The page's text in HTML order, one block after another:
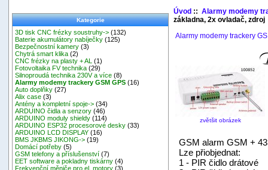
Kategorie
3D tisk CNC frézky soustruhy-> (132)
Baterie akumulátory nabíječky (125)
Bezpečnostní kamery (3)
Chytrá smart klika (2)
CNC frézky na plasty + AL
(1)
Fotovoltaika FV technika (29)
Silnoproudá technika 230V a více (8)
Alarmy modemy trackery GSM GPS (16)
Auto doplňky (27)
Alix case (3)
Antény a kompletní spoje-> (34)
ARDUINO čidla a senzory (46)
ARDUINO moduly shieldy (114)
ARDUINO ESP32 procesorové desky (33)
ARDUINO LCD DISPLAY (16)
BMS JKBMS JIKONG-> (19)
Domácí potřeby (5)
GSM telefony a příslušenství (7)
EET software a pokladny tiskárny (4)
Frekvenční měniče pro el. motory (3)
Úvod:: Alarmy modemy
základna, 2x ovladač, zdroj
Alarmy modemy trackery
zvětšit obrázek
GSM alarm GSM +
Lze přiobjednat:
1 - PIR čidlo drátové